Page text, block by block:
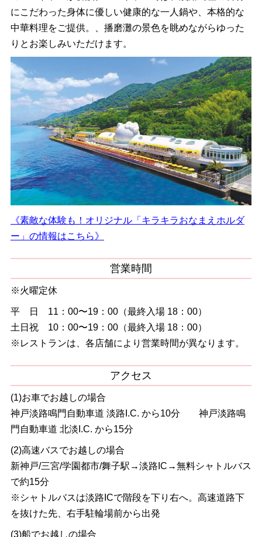
にこだわった身体に優しい健康的な一人鍋や、本格的な
中華料理をご提供。、播磨灘の景色を眺めながらゆった
りとお楽しみいただけます。
《素敵な体験も！オリジナル「キラキラおなまえホルダ
ー」の情報はこちら》
営業時間
※火曜定休
平 日 11：00〜19：00（最終入場 18：00）
土日祝 10：00〜19：00（最終入場 18：00）
※レストランは、各店舗により営業時間が異なります。
アクセス
(1)お車でお越しの場合
神戸淡路鳴門自動車道 淡路I.C. から10分 神戸淡路鳴
門自動車道 北淡I.C. から15分
(2)高速バスでお越しの場合
新神戸/三宮/学園都市/舞子駅→淡路IC→無料シャトルバス
で約15分
※シャトルバスは淡路ICで階段を下り右へ。高速道路下
を抜けた先、右手駐輪場前から出発
(3)船でお越しの場合